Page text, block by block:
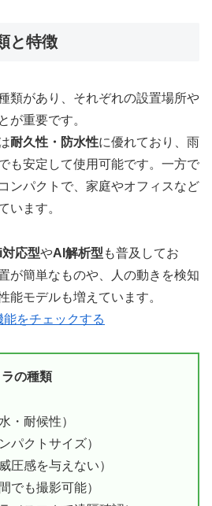
と特徴
類があり、それぞれの設置場所や
が重要です。
耐久性・防水性に優れており、雨
も安定して使用可能です。一方で
ンパクトで、家庭やオフィスなど
います。
応型やAI解析型 も普及してお
が簡単なものや、人の動きを検知
能モデルも増えています。
をチェックする
の種類
・耐候性）
パクトサイズ）
圧感を与えない）
でも撮影可能）